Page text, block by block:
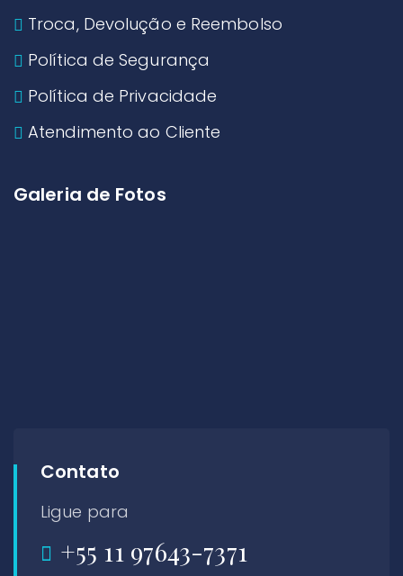
Troca, Devolução e Reembolso
Política de Segurança
Política de Privacidade
Atendimento ao Cliente
Galeria de Fotos
Contato
Ligue para
+55 11 97643-7371